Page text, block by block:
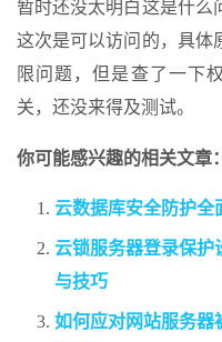
暂时还没太明白这是什么
这次是可以访问的，具体
限问题，但是查了一下
关，还没来得及测试。
你可能感兴趣的相关文章：
云数据库安全防护全
云锁服务器登录保护
与技巧
如何应对网站服务器